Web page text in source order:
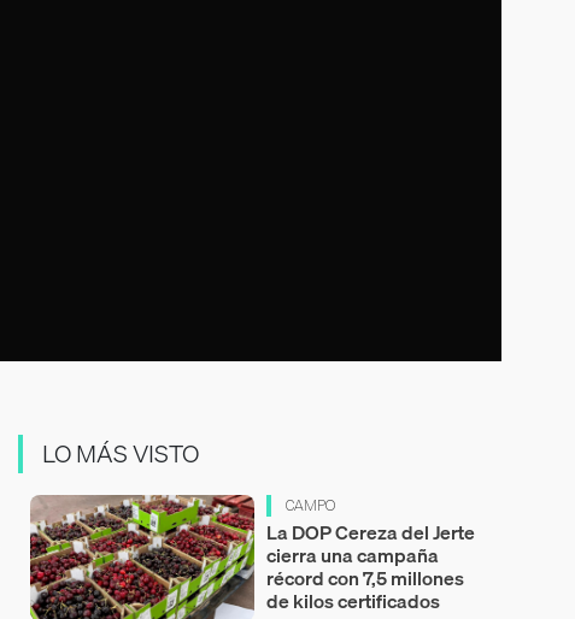
LO MÁS VISTO
CAMPO
La DOP Cereza del Jerte
cierra una campaña
récord con 7,5 millones
de kilos certificados